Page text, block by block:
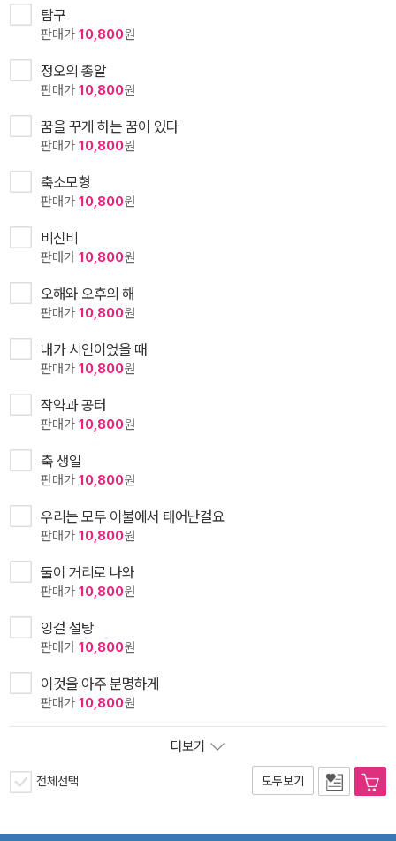
탐구
판매가 10,800원
정오의 총알
판매가 10,800원
꿈을 꾸게 하는 꿈이 있다
판매가 10,800원
축소모형
판매가 10,800원
비신비
판매가 10,800원
오해와 오후의 해
판매가 10,800원
내가 시인이었을 때
판매가 10,800원
작약과 공터
판매가 10,800원
축 생일
판매가 10,800원
우리는 모두 이불에서 태어난걸요
판매가 10,800원
둘이 거리로 나와
판매가 10,800원
잉걸 설탕
판매가 10,800원
이것을 아주 분명하게
판매가 10,800원
더보기
전체선택 모두보기